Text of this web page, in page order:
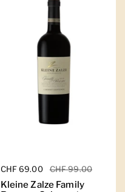
Regulärer Preis
CHF 69.00 Sale-Preis
CHF 99.00
Kleine Zalze Family